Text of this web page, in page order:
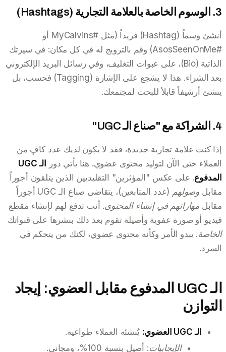
3. الوسوم الخاصة بالعلامة التجارية (Hashtags)
أنشئ وسماً (Hashtag) فريداً (مثل #MyCalvins أو
#AsosSeenOnMe) وقم بالترويج له في كل مكان: في سيرتك
الذاتية (Bio)، على عبوات التغليف، وفي رسائل البريد الإلكتروني
بعد الشراء. هذا لا يشجع على الإشارة (Tagging) فحسب، بل
ينشئ أرشيفاً قابلاً للبحث لمجتمعك.
4. الشراكة مع "صناع الـ UGC"
إذا كنت علامة تجارية جديدة، فقد لا يكون لديك عدد كافٍ من
العملاء حتى الآن لتوليد محتوى عضوي. هنا يأتي دور
الـ UGC
المدفوع. على عكس "المؤثرين" التقليديين الذين يتلقون أجوراً
مقابل وصولهم
(عدد المتابعين)، يتقاضى صناع الـ UGC أجوراً
مقابل مهاراتهم في إنشاء المحتوى. أنت تدفع لهم لإنشاء مقطع
فيديو أو صورة عفوية وأصيلة تقوم بعد ذلك بنشرها على قنواتك
الخاصة. يبدو الأمر وكأنه محتوى عضوي، لكنك من يتحكم في
السرد.
الـ UGC المدفوع مقابل العضوي: إيجاد
التوازن
الـ UGC العضوي:
يُنشئه العملاء طواعية.
الإيجابيات: أصيل بنسبة 100%، ومجاني.